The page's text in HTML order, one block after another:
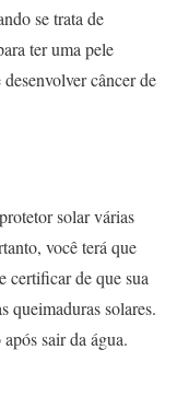
se trata de
ter uma pele
câncer de
solar várias
você terá que
certificar de que sua
queimaduras solares.
sair da água.